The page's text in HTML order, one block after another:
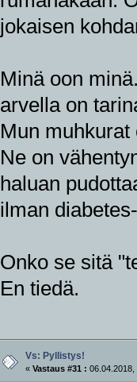
jokaisen
Minä oon
arvella on
Mun muhkurat
Ne on
haluan
ilman
Onko se sitä
En tiedä.
Vs: Pyllistys!
« Vastaus #31 : 06.04.2018,